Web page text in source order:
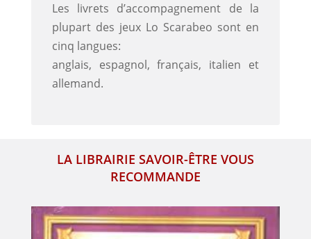
Les livrets d’accompagnement de la
plupart des jeux Lo Scarabeo sont en
cinq langues:
anglais, espagnol, français, italien et
allemand.
LA LIBRAIRIE SAVOIR-ÊTRE VOUS
RECOMMANDE